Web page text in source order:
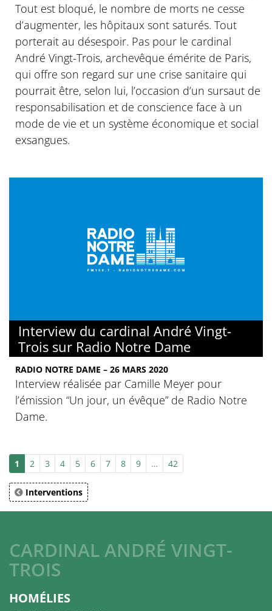
Tout est bloqué, le nombre de morts ne cesse
d’augmenter, les hôpitaux sont saturés. Tout
porterait au désespoir. Pas pour le cardinal
André Vingt-Trois, archevêque émérite de Paris,
qui offre son regard sur une crise sanitaire qui
pourrait être, selon lui, l’occasion d’un sursaut de
responsabilisation et de conscience face à un
mode de vie et un système économique et social
exsangues.
Interview du cardinal André Vingt-
Trois sur Radio Notre Dame
RADIO NOTRE DAME – 26 MARS 2020
Interview réalisée par Camille Meyer pour
l’émission “Un jour, un évêque” de Radio Notre
Dame.
1 2 3 4 5 6 7 8 9 … 42
Interventions
CARDINAL ANDRÉ VINGT-
TROIS
HOMÉLIES